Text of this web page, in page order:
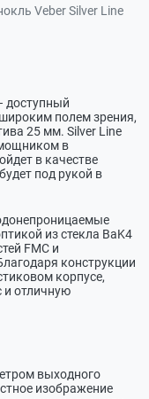
Veber Silver Line
доступный
полем зрения,
25 мм. Silver Line
в
в качестве
под рукой в
из стекла BaK4
FMC и
конструкции
корпусе,
и отличную
выходного
изображение